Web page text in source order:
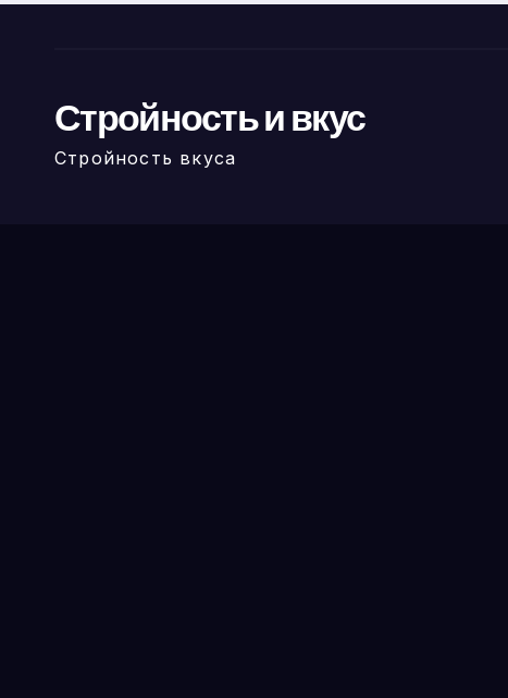
Стройность и вкус
Стройность вкуса